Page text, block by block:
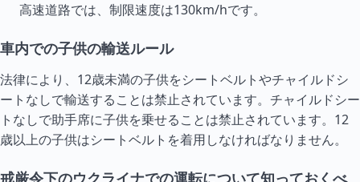
高速道路では、制限速度は130km/hです。
車内での子供の輸送ルール
法律により、12歳未満の子供をシートベルトやチャイルドシ
ートなしで輸送することは禁止されています。チャイルドシー
トなしで助手席に子供を乗せることは禁止されています。12
歳以上の子供はシートベルトを着用しなければなりません。
戒厳令下のウクライナでの運転について知っておくべ